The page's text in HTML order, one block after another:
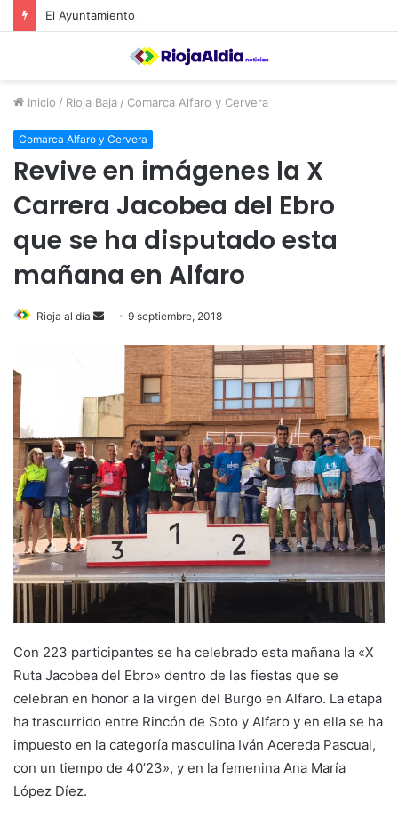
Inicio / Rioja Baja / Comarca Alfaro y Cervera
Comarca Alfaro y Cervera
Revive en imágenes la X
Carrera Jacobea del Ebro
que se ha disputado esta
mañana en Alfaro
Rioja al día
a
e
m
a
9 septiembre, 2018
Con 223 participantes se ha celebrado esta mañana la «X
Ruta Jacobea del Ebro» dentro de las fiestas que se
celebran en honor a la virgen del Burgo en Alfaro. La etapa
ha trascurrido entre Rincón de Soto y Alfaro y en ella se ha
impuesto en la categoría masculina Iván Acereda Pascual,
con un tiempo de 40’23», y en la femenina Ana María
López Díez.